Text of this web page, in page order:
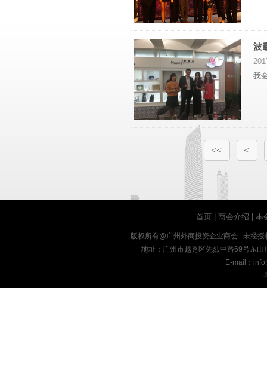
波
我
<< <
首页 |商会介绍 |本
版权所有@广州外商投资企业商会 未经
地址：广州市越秀区先烈中路69号东
E-mail：